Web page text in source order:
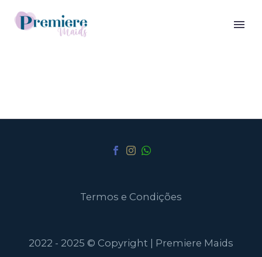
Termos e Condições
2022 - 2025 © Copyright | Premiere Maids